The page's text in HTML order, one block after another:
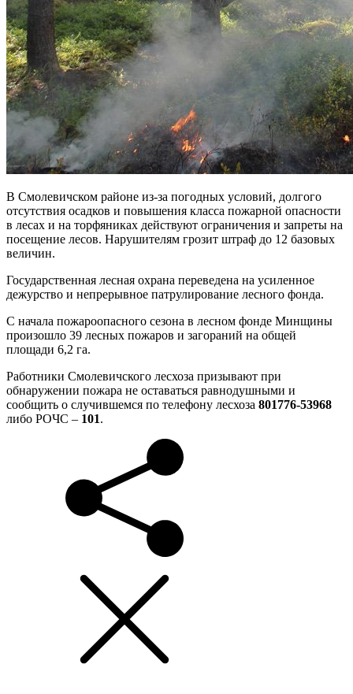
В Смолевичском районе из-за погодных условий, долгого
отсутствия осадков и повышения класса пожарной опасности
в лесах и на торфяниках действуют ограничения и запреты на
посещение лесов. Нарушителям грозит штраф до 12 базовых
величин.
Государственная лесная охрана переведена на усиленное
дежурство и непрерывное патрулирование лесного фонда.
С начала пожароопасного сезона в лесном фонде Минщины
произошло 39 лесных пожаров и загораний на общей
площади 6,2 га.
Работники Смолевичского лесхоза призывают при
обнаружении пожара не оставаться равнодушными и
сообщить о случившемся по телефону лесхоза 801776-53968
либо РОЧС – 101.